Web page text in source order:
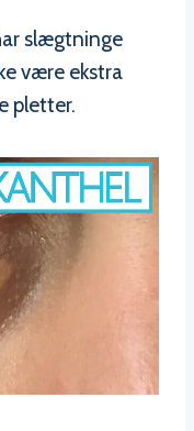
slægtninge
være ekstra
pletter.